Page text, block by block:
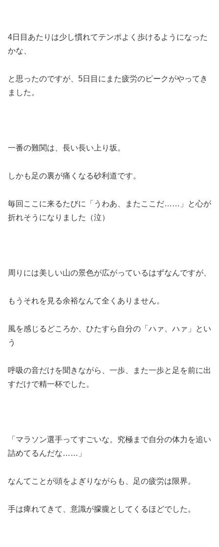
4日目あたりは少し慣れてテンポよく歩けるようになった
かな、
と思ったのですが、5日目にまた疲労のピークがやってき
ました。
一番の難関は、長い長い上り坂。
しかも足の裏が痛くなる砂利道です。
毎回ここに来るたびに「うわあ、またここだ……」と心が
折れそうになりました（泣）
周りには美しい山の景色が広がっているはずなんですが、
もうそれを見る余裕なんて全くありません。
風を感じるどころか、ひたすら自分の「ハァ、ハァ」とい
う
呼吸の音だけを聞きながら、一歩、また一歩と足を前に出
すだけで精一杯でした。
「マラソン選手ってすごいな。究極まで自分の体力を追い
詰めてるんだな……」
なんてことが頭をよぎりながらも、足の疲労は限界。
手は痺れてきて、意識が朦朧としてくるほどでした。